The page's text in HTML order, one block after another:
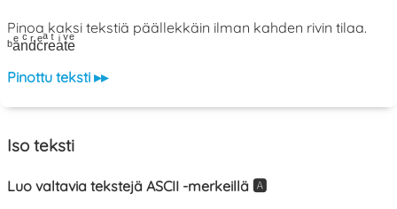
Pinoa kaksi tekstiä päällekkäin ilman kahden rivin tilaa.
ᵇaͤnͨdͬcͤrͣeͭaͥtͮeͤ
Pinottu teksti ▸▸
Iso teksti
Luo valtavia tekstejä ASCII -merkeillä 🅰️